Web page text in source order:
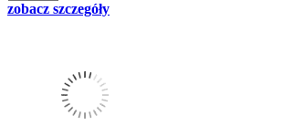
zobacz szczegóły